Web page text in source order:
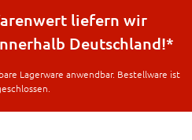
liefern wir
Deutschland!*
Lagerware anwendbar. Bestellware ist